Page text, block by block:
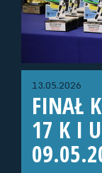
13.05.2026
FINAŁ
17 K I